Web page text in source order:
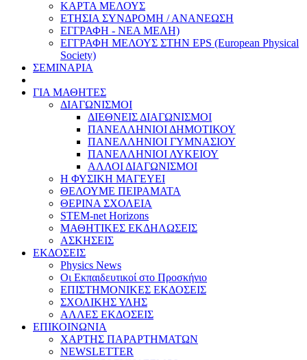
ΚΑΡΤΑ ΜΕΛΟΥΣ
ΕΤΗΣΙΑ ΣΥΝΔΡΟΜΗ / ΑΝΑΝΕΩΣΗ
ΕΓΓΡΑΦΗ - ΝΕΑ ΜΕΛΗ)
ΕΓΓΡΑΦΗ ΜΕΛΟΥΣ ΣΤΗΝ EPS (European Physical
Society)
ΣΕΜΙΝΑΡΙΑ
ΓΙΑ ΜΑΘΗΤΕΣ
ΔΙΑΓΩΝΙΣΜΟΙ
ΔΙΕΘΝΕΙΣ ΔΙΑΓΩΝΙΣΜΟΙ
ΠΑΝΕΛΛΗΝΙΟΙ ΔΗΜΟΤΙΚΟΥ
ΠΑΝΕΛΛΗΝΙΟΙ ΓΥΜΝΑΣΙΟΥ
ΠΑΝΕΛΛΗΝΙΟΙ ΛΥΚΕΙΟΥ
ΑΛΛΟΙ ΔΙΑΓΩΝΙΣΜΟΙ
Η ΦΥΣΙΚΗ ΜΑΓΕΥΕΙ
ΘΕΛΟΥΜΕ ΠΕΙΡΑΜΑΤΑ
ΘΕΡΙΝΑ ΣΧΟΛΕΙΑ
STEM-net Horizons
ΜΑΘΗΤΙΚΕΣ ΕΚΔΗΛΩΣΕΙΣ
ΑΣΚΗΣΕΙΣ
ΕΚΔΟΣΕΙΣ
Physics News
Οι Εκπαιδευτικοί στο Προσκήνιο
ΕΠΙΣΤΗΜΟΝΙΚΕΣ ΕΚΔΟΣΕΙΣ
ΣΧΟΛΙΚΗΣ ΥΛΗΣ
ΑΛΛΕΣ ΕΚΔΟΣΕΙΣ
ΕΠΙΚΟΙΝΩΝΙΑ
ΧΑΡΤΗΣ ΠΑΡΑΡΤΗΜΑΤΩΝ
NEWSLETTER